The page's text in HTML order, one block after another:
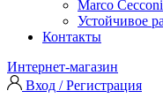
Marco Cecconi
Устойчивое
Контакты
Интернет-магазин
Вход / Регистрация